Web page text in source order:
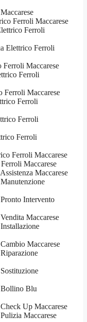
Ferroli Maccarese
Ferroli
Elettrico Ferroli
Ferroli Maccarese
Ferroli
Ferroli Maccarese
Ferroli
Ferroli
Ferroli
Ferroli Maccarese
Maccarese
Maccarese
Intervento
Maccarese
Maccarese
Bollino Blu
Up Maccarese
Maccarese